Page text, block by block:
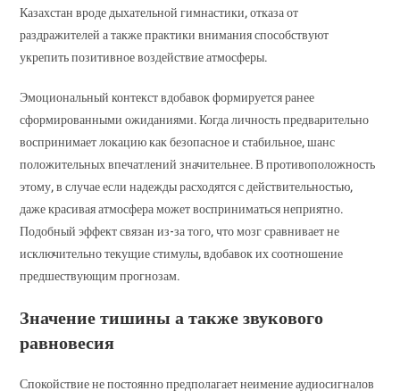
Казахстан вроде дыхательной гимнастики, отказа от
раздражителей а также практики внимания способствуют
укрепить позитивное воздействие атмосферы.
Эмоциональный контекст вдобавок формируется ранее
сформированными ожиданиями. Когда личность предварительно
воспринимает локацию как безопасное и стабильное, шанс
положительных впечатлений значительнее. В противоположность
этому, в случае если надежды расходятся с действительностью,
даже красивая атмосфера может восприниматься неприятно.
Подобный эффект связан из-за того, что мозг сравнивает не
исключительно текущие стимулы, вдобавок их соотношение
предшествующим прогнозам.
Значение тишины а также звукового
равновесия
Спокойствие не постоянно предполагает неимение аудиосигналов